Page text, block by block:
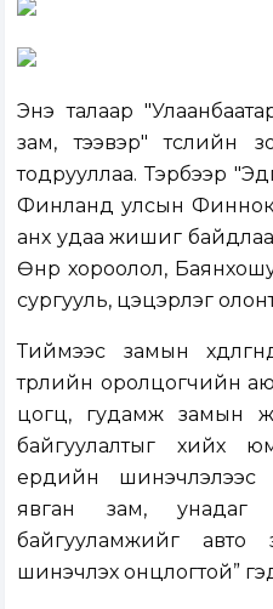
Энэ талаар
зам, тээвэр" төслийн
тодрууллаа. Тэрбээр
Финланд улсын
анх удаа жишиг
Өнөр хороолол,
сургууль, цэцэрлэг
Тиймээс замын
төрлийн оролцогчийн
цогц, гудамж замын
байгуулалтыг хийх
ердийн шинэчлэлээс
явган зам, унадаг
байгууламжийг
шинэчлэх онцлогтой”